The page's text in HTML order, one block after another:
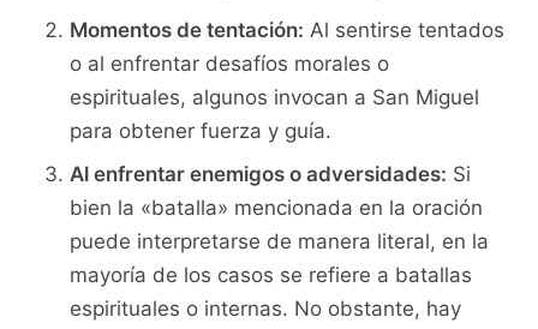
Momentos de tentación: Al sentirse tentados
o al enfrentar desafíos morales o
espirituales, algunos invocan a San Miguel
para obtener fuerza y guía.
Al enfrentar enemigos o adversidades: Si
bien la «batalla» mencionada en la oración
puede interpretarse de manera literal, en la
mayoría de los casos se refiere a batallas
espirituales o internas. No obstante, hay